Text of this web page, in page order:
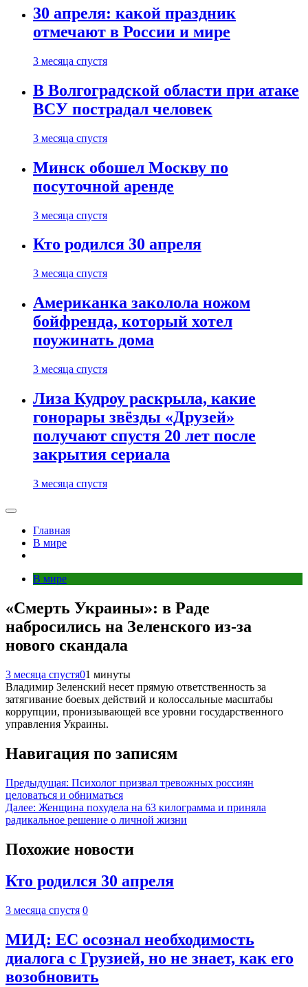
30 апреля: какой праздник
отмечают в России и мире
3 месяца спустя
В Волгоградской области при атаке
ВСУ пострадал человек
3 месяца спустя
Минск обошел Москву по
посуточной аренде
3 месяца спустя
Кто родился 30 апреля
3 месяца спустя
Американка заколола ножом
бойфренда, который хотел
поужинать дома
3 месяца спустя
Лиза Кудроу раскрыла, какие
гонорары звёзды «Друзей»
получают спустя 20 лет после
закрытия сериала
3 месяца спустя
Главная
В мире
В мире
«Смерть Украины»: в Раде
набросились на Зеленского из-за
нового скандала
3 месяца спустя01 минуты
Владимир Зеленский несет прямую ответственность за
затягивание боевых действий и колоссальные масштабы
коррупции, пронизывающей все уровни государственного
управления Украины.
Навигация по записям
Предыдущая: Психолог призвал тревожных россиян
целоваться и обниматься
Далее: Женщина похудела на 63 килограмма и приняла
радикальное решение о личной жизни
Похожие новости
Кто родился 30 апреля
3 месяца спустя 0
МИД: ЕС осознал необходимость
диалога с Грузией, но не знает, как его
возобновить